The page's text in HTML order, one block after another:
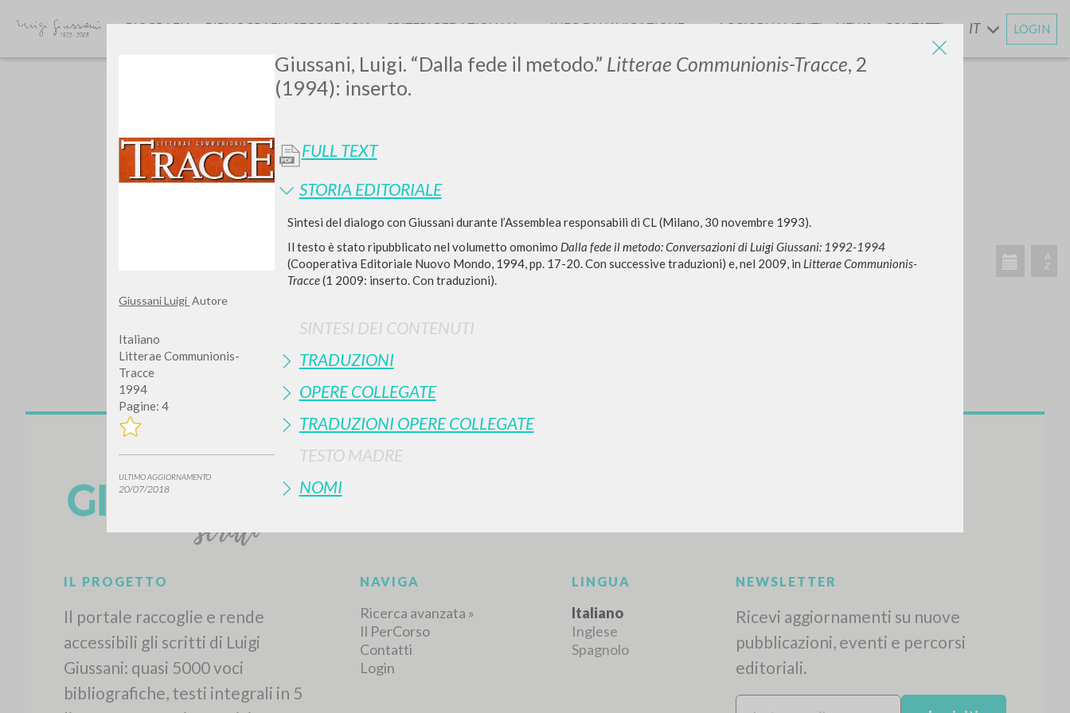
Giussani Luigi Autore
Italiano
Litterae Communionis-
Tracce
1994
Pagine: 4
ULTIMO AGGIORNAMENTO
20/07/2018
Giussani, Luigi. “Dalla fede il metodo.” Litterae Communionis-Tracce, 2
(1994): inserto.
FULL TEXT
STORIA EDITORIALE
Sintesi del dialogo con Giussani durante l’Assemblea responsabili di CL (Milano, 30 novembre 1993).
Il testo è stato ripubblicato nel volumetto omonimo Dalla fede il metodo: Conversazioni di Luigi Giussani: 1992-1994
(Cooperativa Editoriale Nuovo Mondo, 1994, pp. 17-20. Con successive traduzioni) e, nel 2009, in Litterae Communionis-
Tracce(1 2009: inserto. Con traduzioni).
SINTESI DEI CONTENUTI
TRADUZIONI
OPERE COLLEGATE
TRADUZIONI OPERE COLLEGATE
TESTO MADRE
NOMI
BIOGRAFIA BIBLIOGRAFIA SECONDARIA CRITERI REDAZIONALI INFO DI NAVIGAZIONE AGGIORNAMENTIENEWS CONTATTI IT LOGIN
Vuoi risultati ancora più precisi? Utilizza la
DOCUMENTI TROVATI
Visualizza dettagli per tipologia
TIPOLOGIA OPERA
RISULTATI SUCCESSIVI
IL PROGETTO
Il portale raccoglie e rende
NAVIGA LINGUA NEWSLETTER
Ricevi aggiornamenti su nuove